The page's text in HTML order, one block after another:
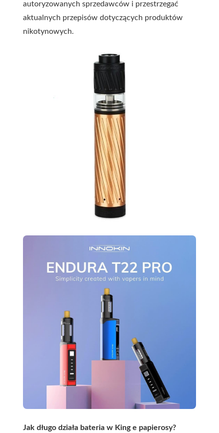
autoryzowanych sprzedawców i przestrzegać
aktualnych przepisów dotyczących produktów
nikotynowych.
Jak długo działa bateria w King e papierosy?